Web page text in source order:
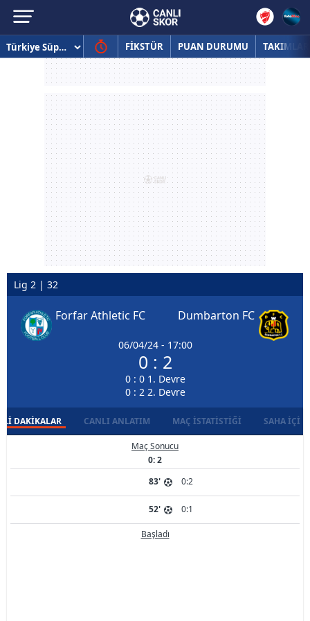
FİKSTÜR PUAN DURUMU TAKIMLAR
Lig 2 | 32
Forfar Athletic FC
06/04/24 - 17:00
0 : 2
0 : 0 1. Devre
0 : 2 2. Devre
Dumbarton FC
DAKIKALAR CANLI ANLATIM MAÇ İSTATISTIĞI SAHA İÇI
Maç Sonucu
0: 2
83'
0:2
52' 0:1
Başladı